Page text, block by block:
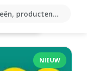
producten...
NIEUW